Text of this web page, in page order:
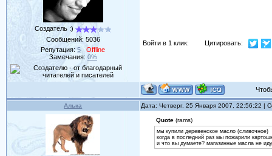
Создатель :)
Сообщений: 5036
Репутация:5
Offline
Замечания: 0%
Войти в 1 клик: Цитировать:
Алька Дата: Четверг, 25 Января 2007, 22:56:22 |
Quote(rams)
мы купили деревенское масло (сливочное)
когда в последний раз мы пожарили
и что вы думаете? магазинные масла не